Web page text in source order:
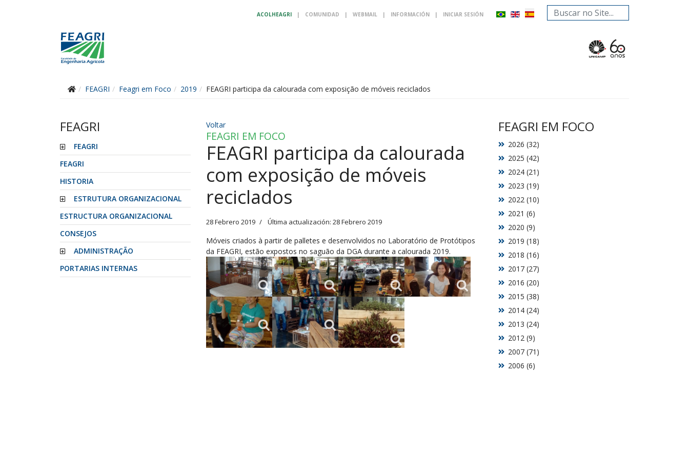
ACOLHEAGRI | COMUNIDAD | WEBMAIL | INFORMACIÓN | INICIAR SESIÓN Buscar...
FEAGRI Feagri em Foco 2019 FEAGRI participa da calourada com exposição de móveis reciclados
FEAGRI
FEAGRI
FEAGRI
HISTORIA
ESTRUTURA ORGANIZACIONAL
ESTRUCTURA ORGANIZACIONAL
CONSEJOS
ADMINISTRAÇÃO
PORTARIAS INTERNAS
Voltar
FEAGRI EM FOCO
FEAGRI participa da calourada
com exposição de móveis
reciclados
28 Febrero 2019 Última actualización: 28 Febrero 2019
Móveis criados à partir de palletes e desenvolvidos no Laboratório de Protótipos
da FEAGRI, estão expostos no saguão da DGA durante a calourada 2019.
FEAGRI EM FOCO
2006 (6)
2007 (71)
2012 (9)
2013 (24)
2014 (24)
2015 (38)
2016 (20)
2017 (27)
2018 (16)
2019 (18)
2020 (9)
2021 (6)
2022 (10)
2023 (19)
2024 (21)
2025 (42)
2026 (32)